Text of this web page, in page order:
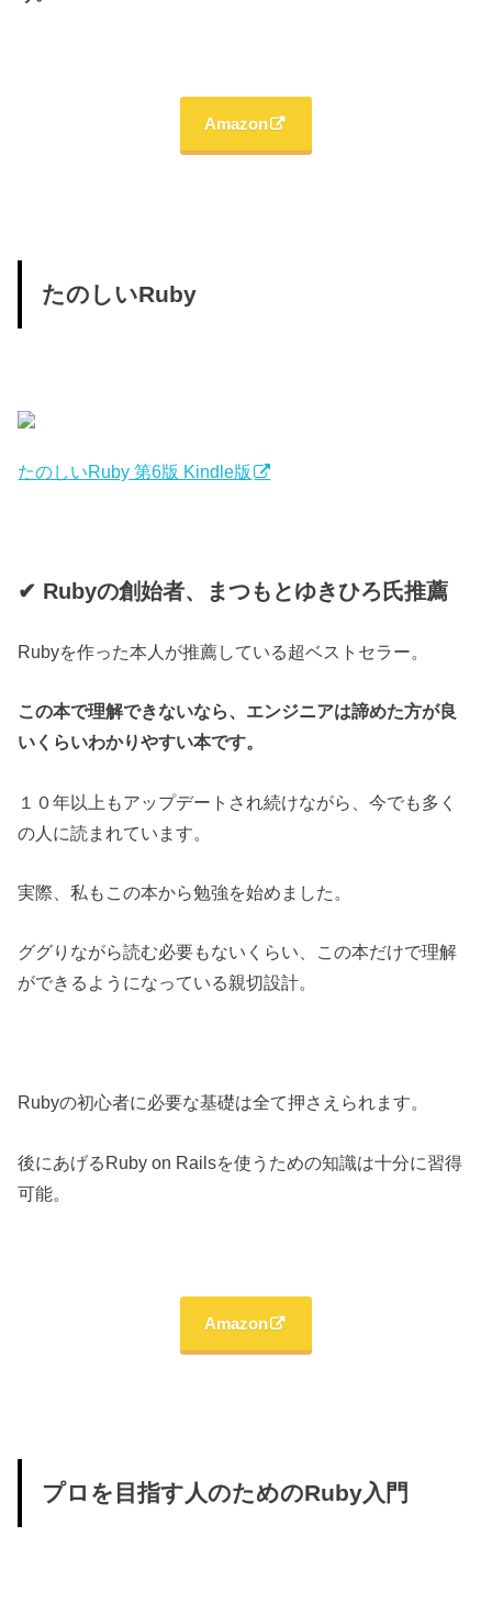
Amazon
たのしいRuby
たのしいRuby 第6版 Kindle版
✔︎ Rubyの創始者、まつもとゆきひろ氏推薦
Rubyを作った本人が推薦している超ベストセラー。
この本で理解できないなら、エンジニアは諦めた方が良
いくらいわかりやすい本です。
１０年以上もアップデートされ続けながら、今でも多く
の人に読まれています。
実際、私もこの本から勉強を始めました。
ググりながら読む必要もないくらい、この本だけで理解
ができるようになっている親切設計。
Rubyの初心者に必要な基礎は全て押さえられます。
後にあげるRuby on Railsを使うための知識は十分に習得
可能。
Amazon
プロを目指す人のためのRuby入門